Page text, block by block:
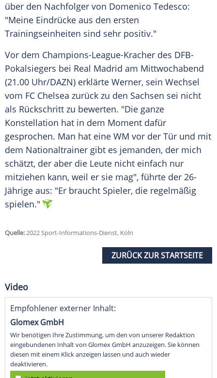
über den Nachfolger von Domenico Tedesco:
"Meine Eindrücke aus den ersten
Trainingseinheiten sind sehr positiv."
Vor dem Champions-League-Kracher des DFB-
Pokalsiegers bei Real Madrid am Mittwochabend
(21.00 Uhr/DAZN) erklärte Werner, sein Wechsel
vom FC Chelsea zurück zu den Sachsen sei nicht
als Rückschritt zu bewerten. "Die ganze
Konstellation hat in dem Moment dafür
gesprochen. Man hat eine WM vor der Tür und mit
dem Nationaltrainer gibt es jemanden, der mich
schätzt, der aber die Leute nicht einfach nur
mitziehen kann, weil er sie mag", führte der 26-
Jährige aus: "Er braucht Spieler, die regelmäßig
spielen."
Quelle:2022 Sport-Informations-Dienst, Köln
ZURÜCK ZUR STARTSEITE
Video
Empfohlener externer Inhalt:
Glomex GmbH
Wir benötigen Ihre Zustimmung, um den von unserer Redaktion
eingebundenen Inhalt von Glomex GmbH anzuzeigen. Sie können
diesen mit einem Klick anzeigen lassen und auch wieder
deaktivieren.